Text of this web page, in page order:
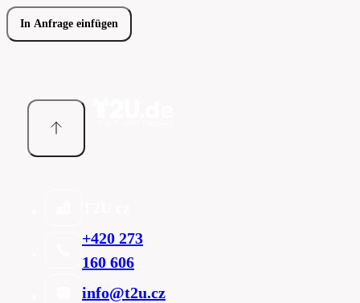
In Anfrage einfügen
+420 273
160 606
info@t2u.cz